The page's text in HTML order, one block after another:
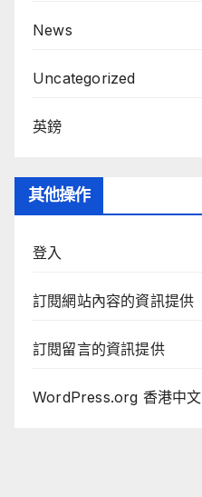
News
Uncategorized
英鎊
其他操作
登入
訂閱網站內容的資訊提供
訂閱留言的資訊提供
WordPress.org 香港中文